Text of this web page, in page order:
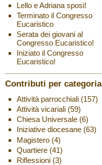
Lello e Adriana sposi!
Terminato il Congresso
Eucaristico
Serata dei giovani al
Congresso Eucaristico!
Iniziato il Congresso
Eucaristico!
Contributi per categoria
Attività parrocchiali(157)
Attività vicariali(59)
Chiesa Universale(6)
Iniziative diocesane(63)
Magistero(4)
Quartiere(41)
Riflessioni(3)